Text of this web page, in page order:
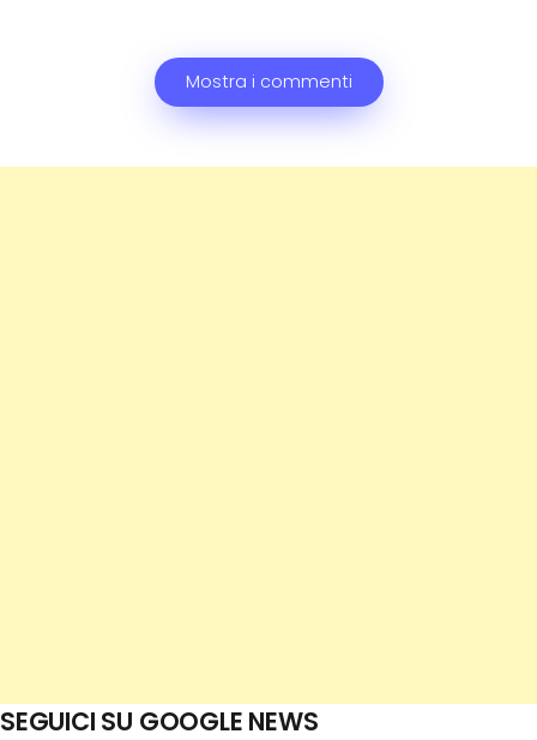
Mostra i commenti
SEGUICI SU GOOGLE NEWS